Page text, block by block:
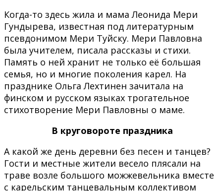
Когда-то здесь жила и мама Леонида Мери
Гундырева, известная под литературным
псевдонимом Мери Туйску. Мери Павловна
была учителем, писала рассказы и стихи.
Память о ней хранит не только её большая
семья, но и многие поколения карел. На
празднике Ольга Лехтинен зачитала на
финском и русском языках трогательное
стихотворение Мери Павловны о маме.
В круговороте праздника
А какой же день деревни без песен и танцев?
Гости и местные жители весело плясали на
траве возле большого можжевельника вместе
с карельским танцевальным коллективом